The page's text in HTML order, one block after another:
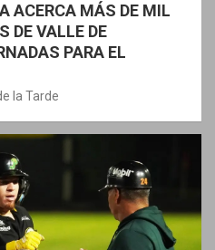
ACERCA MÁS DE MIL
DE VALLE DE
PARA EL
la Tarde